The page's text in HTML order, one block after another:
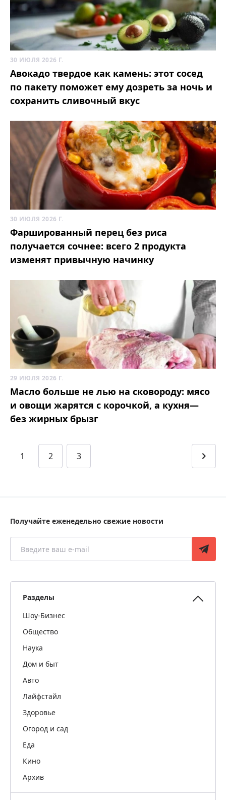
30 ИЮЛЯ 2026 Г.
Авокадо твердое как камень: этот сосед
по пакету поможет ему дозреть за ночь и
сохранить сливочный вкус
30 ИЮЛЯ 2026 Г.
Фаршированный перец без риса
получается сочнее: всего 2 продукта
изменят привычную начинку
29 ИЮЛЯ 2026 Г.
Масло больше не лью на сковороду: мясо
и овощи жарятся с корочкой, а кухня—
без жирных брызг
1 2 3
Получайте еженедельно свежие новости
Разделы
Шоу-Бизнес
Общество
Наука
Дом и быт
Авто
Лайфстайл
Здоровье
Огород и сад
Еда
Кино
Архив